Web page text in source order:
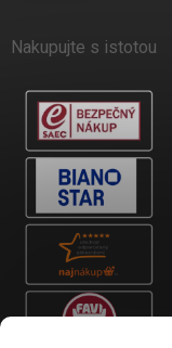
Nakupujte s istotou